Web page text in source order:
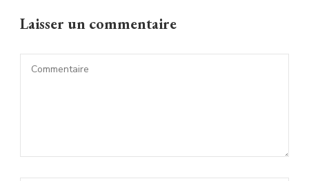
Laisser un commentaire